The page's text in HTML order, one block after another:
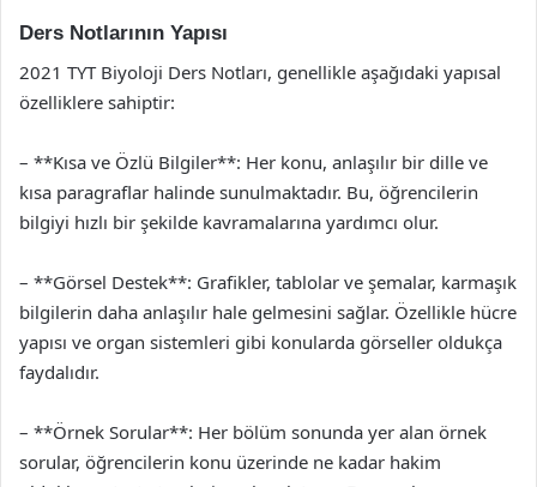
Ders Notlarının Yapısı
2021 TYT Biyoloji Ders Notları, genellikle aşağıdaki yapısal
özelliklere sahiptir:
– **Kısa ve Özlü Bilgiler**: Her konu, anlaşılır bir dille ve
kısa paragraflar halinde sunulmaktadır. Bu, öğrencilerin
bilgiyi hızlı bir şekilde kavramalarına yardımcı olur.
– **Görsel Destek**: Grafikler, tablolar ve şemalar, karmaşık
bilgilerin daha anlaşılır hale gelmesini sağlar. Özellikle hücre
yapısı ve organ sistemleri gibi konularda görseller oldukça
faydalıdır.
– **Örnek Sorular**: Her bölüm sonunda yer alan örnek
sorular, öğrencilerin konu üzerinde ne kadar hakim